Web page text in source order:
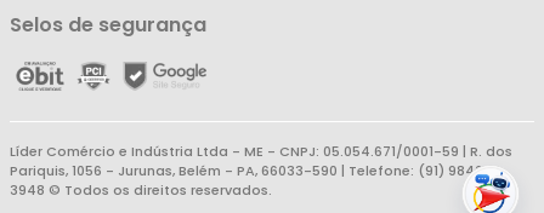
Selos de segurança
Líder Comércio e Indústria Ltda - ME - CNPJ: 05.054.671/0001-59 | R. dos
Pariquis, 1056 - Jurunas, Belém - PA, 66033-590 | Telefone: (91) 98403-
3948 © Todos os direitos reservados.